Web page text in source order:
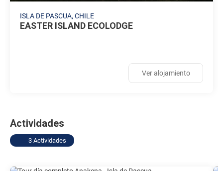
ISLA DE PASCUA, CHILE
EASTER ISLAND ECOLODGE
Ver alojamiento
Actividades
3 Actividades